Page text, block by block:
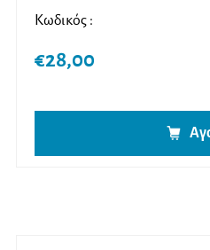
Κωδικός :
€28,00